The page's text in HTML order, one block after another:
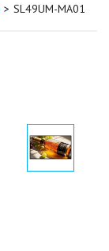
SL49UM-MA01